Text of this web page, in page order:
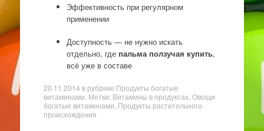
Эффективность при регулярном
применении
Доступность — не нужно искать
отдельно, где пальма ползучая купить,
всё уже в составе
20.11.2014 в рубрике Продукты богатые
витаминами . Метки: Витамины в продуктах, Овощи
богатые витаминами, Продукты растительного
происхождения